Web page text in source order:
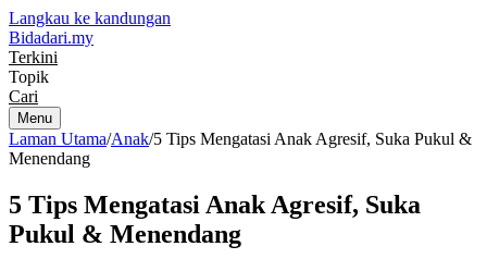
Langkau ke kandungan
Bidadari.my
Terkini
Topik
Cari
Menu
Laman Utama/Anak/5 Tips Mengatasi Anak Agresif, Suka Pukul &
Menendang
5 Tips Mengatasi Anak Agresif, Suka
Pukul & Menendang